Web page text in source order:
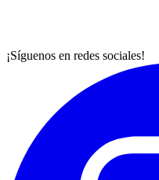
¡Síguenos en redes sociales!